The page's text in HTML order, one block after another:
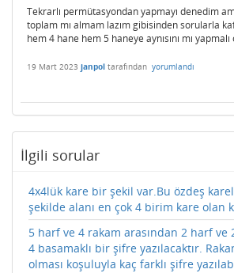
Tekrarlı permütasyondan yapmayı denedim
toplam mı almam lazım gibisinden sorularla
hem 4 hane hem 5 haneye aynısını mı
19 Mart 2023 janpol tarafından yorumlandı
İlgili sorular
4x4lük kare bir şekil var.Bu özdeş
şekilde alanı en çok 4 birim kare olan
5 harf ve 4 rakam arasından 2 harf ve
4 basamaklı bir şifre yazılacaktır.
olması koşuluyla kaç farklı şifre